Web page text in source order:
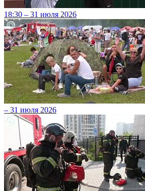
18:30 – 31 июля 2026
– 31 июля 2026